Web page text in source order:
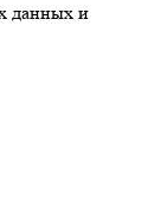
данных и